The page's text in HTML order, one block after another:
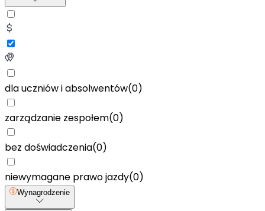
dla uczniów i absolwentów(0)
zarządzanie zespołem(0)
bez doświadczenia(0)
niewymagane prawo jazdy(0)
Wynagrodzenie